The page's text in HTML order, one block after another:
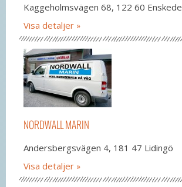
Kaggeholmsvägen 68, 122 60 Enskede
Visa detaljer
NORDWALL MARIN
Andersbergsvägen 4, 181 47 Lidingö
Visa detaljer